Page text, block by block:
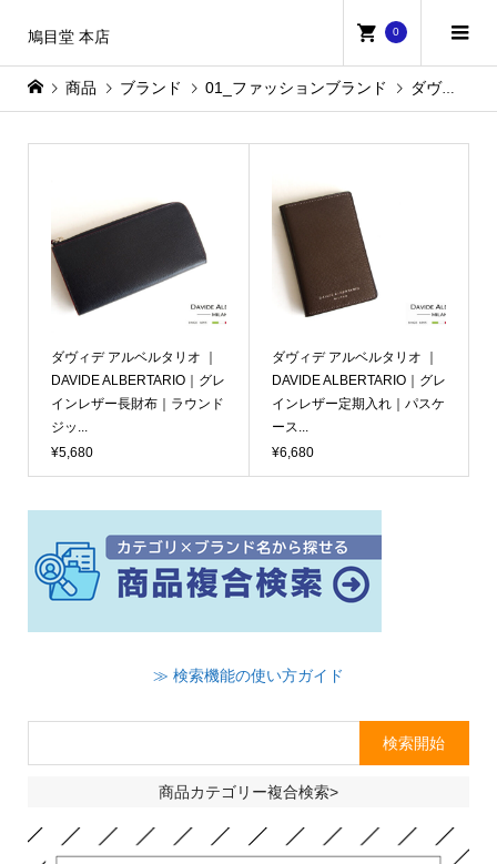
鳩目堂 本店 0
商品 ブランド 01_ファッションブランド ダヴィデ アルベルタリオ
ダヴィデ アルベルタリオ ｜
DAVIDE ALBERTARIO｜グレ
インレザー長財布｜ラウンド
ジッ...
¥5,680
ダヴィデ アルベルタリオ ｜
DAVIDE ALBERTARIO｜グレ
インレザー定期入れ｜パスケ
ース...
¥6,680
≫ 検索機能の使い方ガイド
商品カテゴリー複合検索>